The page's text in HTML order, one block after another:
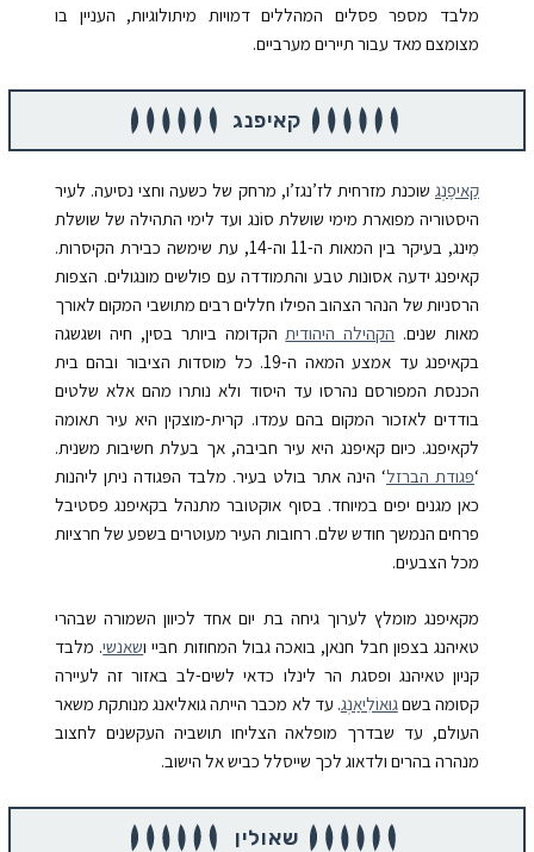
מלבד מספר פסלים המהללים דמויות מיתולוגיות, העניין בו
מצומצם מאד עבור תיירים מערביים.
קאיפנג
קַאיפֶנְג שוכנת מזרחית לז’נגז’ו, מרחק של כשעה וחצי נסיעה. לעיר
היסטוריה מפוארת מימי שושלת סוֹנג ועד לימי התהילה של שושלת
מִינג, בעיקר בין המאות ה-11 וה-14, עת שימשה כבירת הקיסרות.
קאיפנג ידעה אסונות טבע והתמודדה עם פולשים מונגולים. הצפות
הרסניות של הנהר הצהוב הפילו חללים רבים מתושבי המקום לאורך
מאות שנים. הקהילה היהודיתהקדומה ביותר בסין, חיה ושגשגה
בקאיפנג עד אמצע המאה ה-19. כל מוסדות הציבור ובהם בית
הכנסת המפורסם נהרסו עד היסוד ולא נותרו מהם אלא שלטים
בודדים לאזכור המקום בהם עמדו. קרית-מוצקין היא עיר תאומה
לקאיפנג. כיום קאיפנג היא עיר חביבה, אך בעלת חשיבות משנית.
‘פּגודת הברזל‘ הינה אתר בולט בעיר. מלבד הפּגודה ניתן ליהנות
כאן מגנים יפים במיוחד. בסוף אוקטובר מתנהל בקאיפנג פסטיבל
פרחים הנמשך חודש שלם. רחובות העיר מעוטרים בשפע של חרציות
מכל הצבעים.
מקאיפנג מומלץ לערוך גיחה בת יום אחד לכיוון השמורה שבהרי
טאיהנג בצפון חבל חנאן, בואכה גבול המחוזות חבּיי ושאנשי. מלבד
קניון טאיהנג ופסגת הר לינלו כדאי לשים-לב באזור זה לעיירה
קסומה בשםגוּאוֹלִיאַנְג. עד לא מכבר הייתה גואליאנג מנותקת משאר
העולם, עד שבדרך מופלאה הצליחו תושביה העקשנים לחצוב
מנהרה בהרים ולדאוג לכך שייסלל כביש אל הישוב.
שאולין